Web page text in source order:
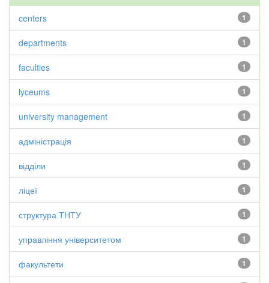
1
centers
1
departments
1
faculties
1
lyceums
1
university management
1
адміністрація
1
відділи
1
ліцеї
1
структура ТНТУ
1
управління університетом
1
факультети